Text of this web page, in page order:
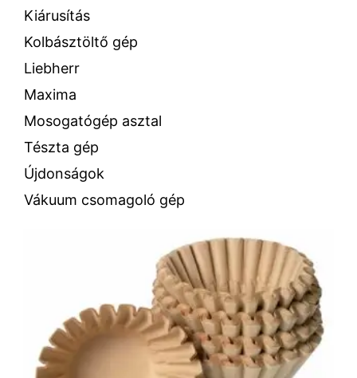
Kiárusítás
Kolbásztöltő gép
Liebherr
Maxima
Mosogatógép asztal
Tészta gép
Újdonságok
Vákuum csomagoló gép